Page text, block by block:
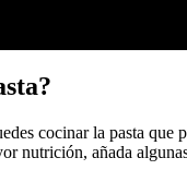
cocinar la pasta
nutrición, añada